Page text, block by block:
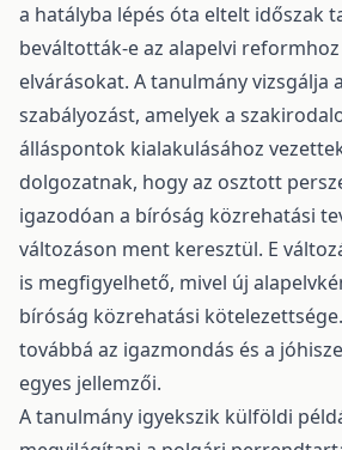
a hatályba lépés óta eltelt időszak
beváltották-e az alapelvi
elvárásokat. A tanulmány vizsgálja
szabályozást, amelyek a
álláspontok kialakulásához
dolgozatnak, hogy az osztott
igazodóan a bíróság közrehatási
változáson ment keresztül. E
is megfigyelhető, mivel új
bíróság közrehatási
továbbá az igazmondás és a
egyes jellemzői.
A tanulmány igyekszik külföldi